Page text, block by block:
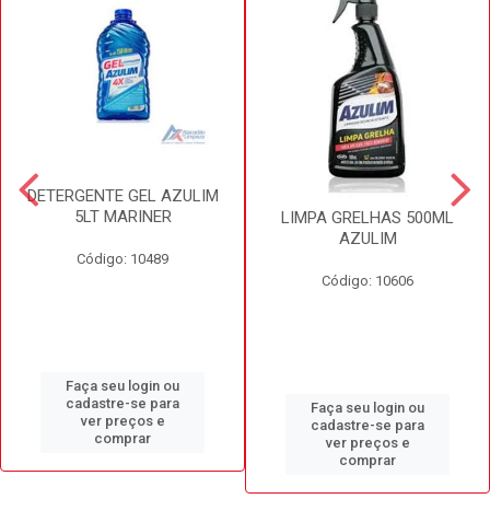
DETERGENTE GEL AZULIM
5LT MARINER
Código: 10489
Faça seu login ou
cadastre-se para
ver preços e
comprar
LIMPA GRELHAS 500ML
AZULIM
Código: 10606
Faça seu login ou
cadastre-se para
ver preços e
comprar